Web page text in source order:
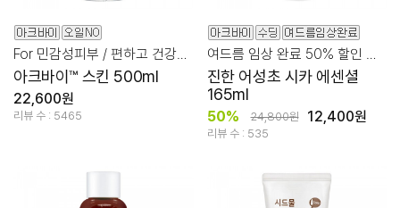
아크바이™ 스킨 500ml
22,600원
리뷰 수 : 5465
진한 어성초 시카 에센셜
165ml
50% 24,800원 12,400원
리뷰 수 : 535